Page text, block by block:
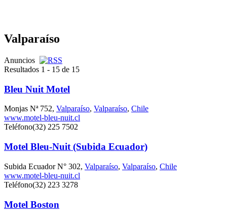
Valparaíso
Anuncios
Resultados 1 - 15 de 15
Bleu Nuit Motel
Monjas Nª 752, Valparaíso, Valparaíso, Chile
www.motel-bleu-nuit.cl
Teléfono(32) 225 7502
Motel Bleu-Nuit (Subida Ecuador)
Subida Ecuador N° 302, Valparaíso, Valparaíso, Chile
www.motel-bleu-nuit.cl
Teléfono(32) 223 3278
Motel Boston